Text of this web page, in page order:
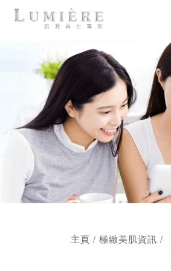
主頁 / 極緻美肌資訊 /